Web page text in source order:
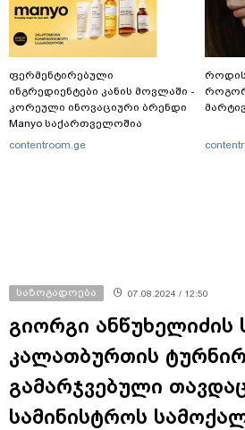
ფერმენტირებული
ინგრედიენტები კანის მოვლაში -
კორეული ინოვაციური ბრენდი
Manyo საქართველოშია
contentroom.ge
როდის
საზოგადოება 07.08.2024 / 12:50
გიორგი ანწუხელიძის
კალათბურთის
გამარჯვებული
სამინისტროს